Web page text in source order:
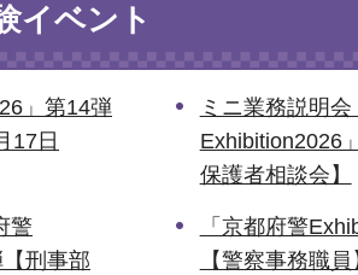
イベント
」第14弾
17日
ミニ業務説明
Exhibition2026
保護者相談会】
警
刑事部
「京都府警
【警察事務職